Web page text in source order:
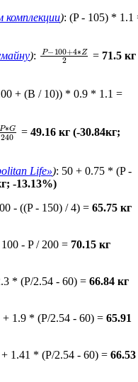
комплекции): (P - 105) * 1.1
): P− 100 +4∗ 2
= 71.5 кг
+ (B / 10)) * 0.9 * 1.1 =
P∗G 240
=49.16 кг (-30.84кг;
Life»): 50 + 0.75 * (P -
-13.13%)
- ((P - 150) / 4) = 65.75 кг
- P / 200 = 70.15 кг
* (P/2.54 - 60) = 66.84 кг
+ 1.9 * (P/2.54 - 60) = 65.91
+ 1.41 * (P/2.54 - 60) = 66.53